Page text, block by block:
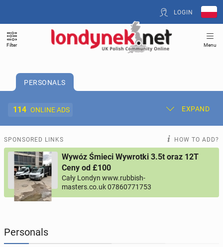
LOGIN
Filter Menu
PERSONALS
114 ONLINE ADS EXPAND
Post New Ad My Ads
Offer and Adverts Price
ACCOMMODATION
JOBSEEKERS
SPONSORED LINKS HOW TO ADD?
Wywóz Śmieci Wywrotki 3.5t oraz 12T
Ceny od £100
Cały Londyn www.rubbish-
masters.co.uk 07860771753
Personals